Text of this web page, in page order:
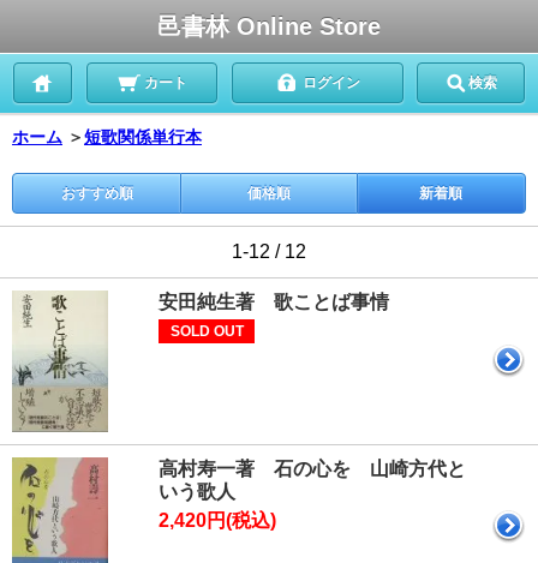
邑書林 Online Store
カート ログイン 検索
ホーム ＞短歌関係単行本
おすすめ順 価格順 新着順
1-12 / 12
安田純生著 歌ことば事情
SOLD OUT
高村寿一著 石の心を 山崎方代と
いう歌人
2,420円(税込)